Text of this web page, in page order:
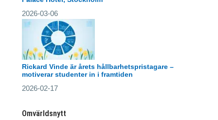
2026-03-06
Rickard Vinde är årets hållbarhetspristagare –
motiverar studenter in i framtiden
2026-02-17
Omvärldsnytt